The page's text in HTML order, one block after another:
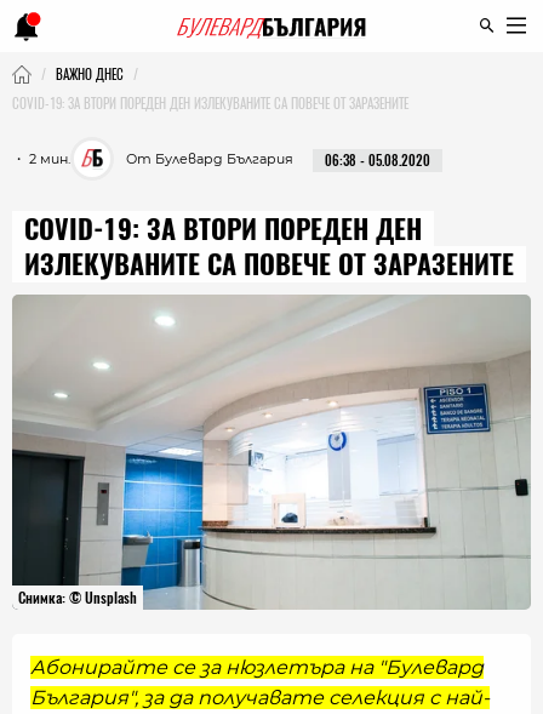
ВАЖНО ДНЕС
COVID-19: ЗА ВТОРИ ПОРЕДЕН ДЕН ИЗЛЕКУВАНИТЕ СА ПОВЕЧЕ ОТ ЗАРАЗЕНИТЕ
・ 2 мин. От Булевард България 06:38 - 05.08.2020
COVID-19: ЗА ВТОРИ ПОРЕДЕН ДЕН
ИЗЛЕКУВАНИТЕ СА ПОВЕЧЕ ОТ ЗАРАЗЕНИТЕ
Снимка: © Unsplash
Абонирайте се за нюзлетъра на "Булевард
България", за да получавате селекция с най-